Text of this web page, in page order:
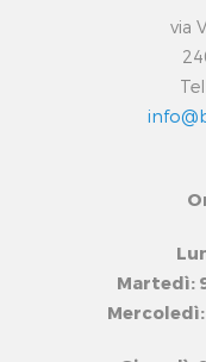
via
Martedì:
Mercoledì: